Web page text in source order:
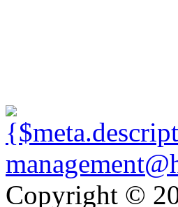
Copyright ©